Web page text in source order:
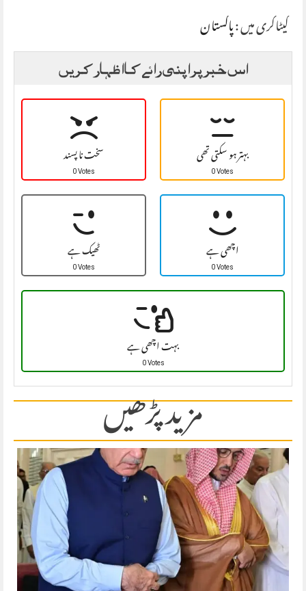
کیٹاگری میں :پاکستان
اس خبر پر اپنی رائے کا اظہار کریں
سخت نا پسند
0 Votes بہتر ہو سکتی تھی
0 Votes
ٹھیک ہے
0 Votes اچھی ہے
0 Votes
بہت اچھی ہے
0 Votes
مزید پڑھیں